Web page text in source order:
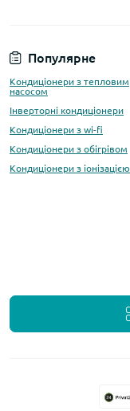
Популярне
Кондиціонери з тепловим
насосом
Інверторні кондиціонери
Кондиціонери з wi-fi
Кондиціонери з обігрівом
Кондиціонери з іонізацією